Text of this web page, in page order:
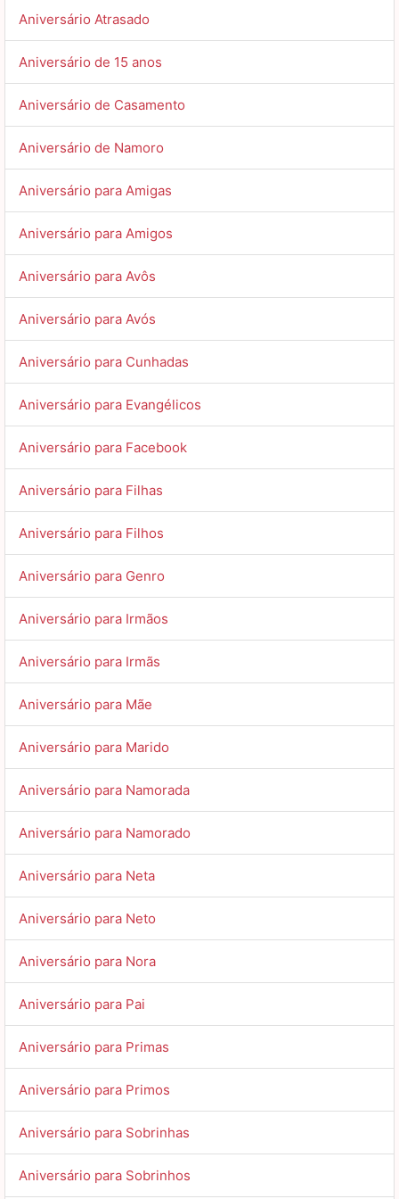
que completa 2 aninhos! O mundo fica cheio de brilho
Aniversário Atrasado
Aniversário de 15 anos
Aniversário de Casamento
Aniversário de Namoro
Aniversário para Amigas
Aniversário para Amigos
Aniversário para Avôs
Aniversário para Avós
Aniversário para Cunhadas
Aniversário para Evangélicos
Aniversário para Facebook
Aniversário para Filhas
Aniversário para Filhos
Aniversário para Genro
Aniversário para Irmãos
Aniversário para Irmãs
Aniversário para Mãe
Aniversário para Marido
Aniversário para Namorada
Aniversário para Namorado
Aniversário para Neta
Aniversário para Neto
Aniversário para Nora
Aniversário para Pai
Aniversário para Primas
Aniversário para Primos
Aniversário para Sobrinhas
Aniversário para Sobrinhos